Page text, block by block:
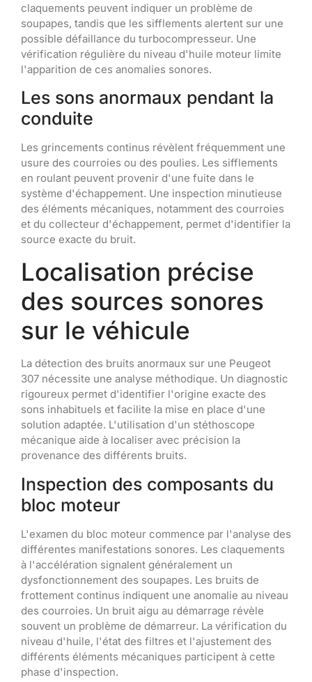
claquements peuvent indiquer un problème de
soupapes, tandis que les sifflements alertent sur une
possible défaillance du turbocompresseur. Une
vérification régulière du niveau d'huile moteur limite
l'apparition de ces anomalies sonores.
Les sons anormaux pendant la
conduite
Les grincements continus révèlent fréquemment une
usure des courroies ou des poulies. Les sifflements
en roulant peuvent provenir d'une fuite dans le
système d'échappement. Une inspection minutieuse
des éléments mécaniques, notamment des courroies
et du collecteur d'échappement, permet d'identifier la
source exacte du bruit.
Localisation précise
des sources sonores
sur le véhicule
La détection des bruits anormaux sur une Peugeot
307 nécessite une analyse méthodique. Un diagnostic
rigoureux permet d'identifier l'origine exacte des
sons inhabituels et facilite la mise en place d'une
solution adaptée. L'utilisation d'un stéthoscope
mécanique aide à localiser avec précision la
provenance des différents bruits.
Inspection des composants du
bloc moteur
L'examen du bloc moteur commence par l'analyse des
différentes manifestations sonores. Les claquements
à l'accélération signalent généralement un
dysfonctionnement des soupapes. Les bruits de
frottement continus indiquent une anomalie au niveau
des courroies. Un bruit aigu au démarrage révèle
souvent un problème de démarreur. La vérification du
niveau d'huile, l'état des filtres et l'ajustement des
différents éléments mécaniques participent à cette
phase d'inspection.